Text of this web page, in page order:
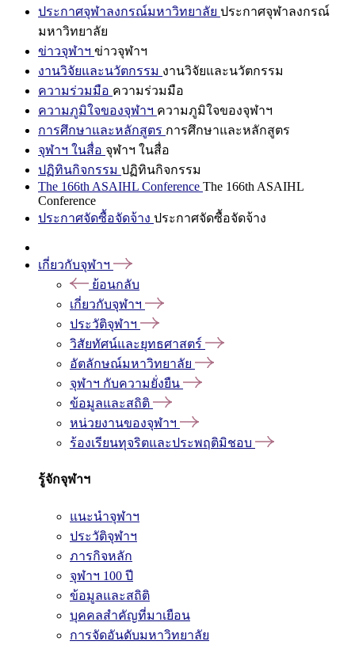
ประกาศจุฬาลงกรณ์มหาวิทยาลัย ประกาศจุฬาลงกรณ์
มหาวิทยาลัย
ข่าวจุฬาฯ ข่าวจุฬาฯ
งานวิจัยและนวัตกรรม งานวิจัยและนวัตกรรม
ความร่วมมือ ความร่วมมือ
ความภูมิใจของจุฬาฯ ความภูมิใจของจุฬาฯ
การศึกษาและหลักสูตร การศึกษาและหลักสูตร
จุฬาฯ ในสื่อ จุฬาฯ ในสื่อ
ปฏิทินกิจกรรม ปฏิทินกิจกรรม
The 166th ASAIHL Conference The 166th ASAIHL
Conference
ประกาศจัดซื้อจัดจ้าง ประกาศจัดซื้อจัดจ้าง
เกี่ยวกับจุฬาฯ
ย้อนกลับ
เกี่ยวกับจุฬาฯ
ประวัติจุฬาฯ
วิสัยทัศน์และยุทธศาสตร์
อัตลักษณ์มหาวิทยาลัย
จุฬาฯ กับความยั่งยืน
ข้อมูลและสถิติ
หน่วยงานของจุฬาฯ
ร้องเรียนทุจริตและประพฤติมิชอบ
รู้จักจุฬาฯ
แนะนำจุฬาฯ
ประวัติจุฬาฯ
ภารกิจหลัก
จุฬาฯ 100 ปี
ข้อมูลและสถิติ
บุคคลสำคัญที่มาเยือน
การจัดอันดับมหาวิทยาลัย